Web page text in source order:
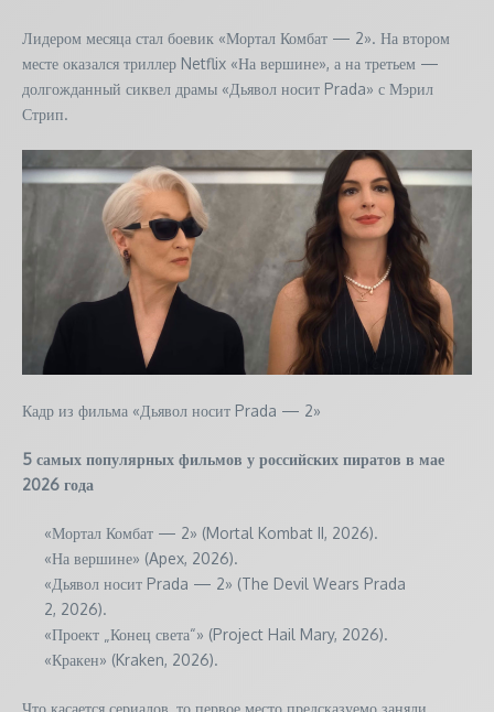
Лидером месяца стал боевик «Мортал Комбат — 2». На втором
месте оказался триллер Netflix «На вершине», а на третьем —
долгожданный сиквел драмы «Дьявол носит Prada» с Мэрил
Стрип.
Кадр из фильма «Дьявол носит Prada — 2»
5 самых популярных фильмов у российских пиратов в мае
2026 года
«Мортал Комбат — 2» (Mortal Kombat II, 2026).
«На вершине» (Apex, 2026).
«Дьявол носит Prada — 2» (The Devil Wears Prada
2, 2026).
«Проект „Конец света“» (Project Hail Mary, 2026).
«Кракен» (Kraken, 2026).
Что касается сериалов, то первое место предсказуемо заняли